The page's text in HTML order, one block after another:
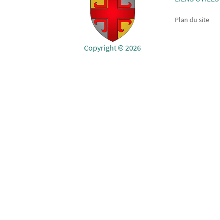
Copyright © 2026
Plan du site